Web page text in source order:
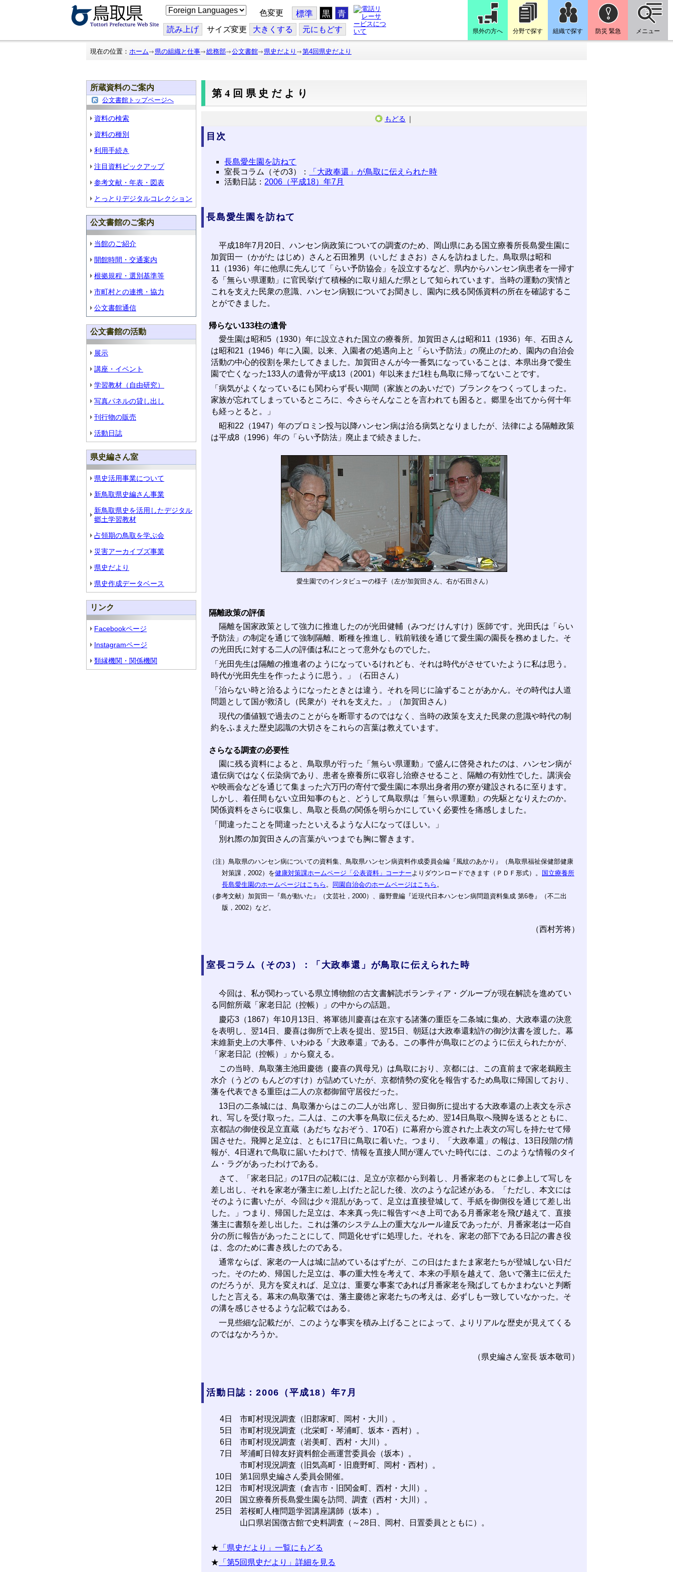
こ
の
ジ
を
翻
色変更 標準 黒 青
読み上げ サイズ変更 大きくする 元にもどす 県外の方へ 分野で探す 組織で探す 防災 緊急 メニュー
現在の位置： ホーム 県の組織と仕事 総務部 公文書館 県史だより 第4回県史だより
所蔵資料のご案内
公文書館トップページへ
資料の検索
資料の種別
利用手続き
注目資料ピックアップ
参考文献・年表・図表
とっとりデジタルコレクション
公文書館のご案内
当館のご紹介
開館時間・交通案内
根拠規程・選別基準等
市町村との連携・協力
公文書館通信
公文書館の活動
展示
講座・イベント
学習教材（自由研究）
写真パネルの貸し出し
刊行物の販売
活動日誌
県史編さん室
県史活用事業について
新鳥取県史編さん事業
新鳥取県史を活用したデジタル
郷土学習教材
占領期の鳥取を学ぶ会
災害アーカイブズ事業
県史だより
県史作成データベース
リンク
Facebookページ
Instagramページ
類縁機関・関係機関
第4回県史だより
もどる ｜
目次
長島愛生園を訪ねて
室長コラム（その3）：
「大政奉還」が鳥取に伝えられた時
活動日誌： 2006（平成18）年7月
長島愛生園を訪ねて
平成18年7月20日、ハンセン病政策についての調査のため、岡山県にある国立療養所長島愛生園に
加賀田一（かがた はじめ）さんと石田雅男（いしだ まさお）さんを訪ねました。鳥取県は昭和
11（1936）年に他県に先んじて「らい予防協会」を設立するなど、県内からハンセン病患者を一掃す
る「無らい県運動」に官民挙げて積極的に取り組んだ県として知られています。当時の運動の実情と
これを支えた民衆の意識、ハンセン病観についてお聞きし、園内に残る関係資料の所在を確認するこ
とができました。
帰らない133柱の遺骨
愛生園は昭和5（1930）年に設立された国立の療養所。加賀田さんは昭和11（1936）年、石田さん
は昭和21（1946）年に入園。以来、入園者の処遇向上と「らい予防法」の廃止のため、園内の自治会
活動の中心的役割を果たしてきました。加賀田さんが今一番気になっていることは、本県出身で愛生
園で亡くなった133人の遺骨が平成13（2001）年以来まだ1柱も鳥取に帰ってないことです。
「病気がよくなっているにも関わらず長い期間（家族とのあいだで）ブランクをつくってしまった。
家族が忘れてしまっているところに、今さらそんなことを言われても困ると。郷里を出てから何十年
も経っとると。」
昭和22（1947）年のプロミン投与以降ハンセン病は治る病気となりましたが、法律による隔離政策
は平成8（1996）年の「らい予防法」廃止まで続きました。
愛生園でのインタビューの様子（左が加賀田さん、右が石田さん）
隔離政策の評価
隔離を国家政策として強力に推進したのが光田健輔（みつだ けんすけ）医師です。光田氏は「らい
予防法」の制定を通じて強制隔離、断種を推進し、戦前戦後を通じて愛生園の園長を務めました。そ
の光田氏に対する二人の評価は私にとって意外なものでした。
「光田先生は隔離の推進者のようになっているけれども、それは時代がさせていたように私は思う。
時代が光田先生を作ったように思う。」（石田さん）
「治らない時と治るようになったときとは違う。それを同じに論ずることがあかん。その時代は人道
問題として国が救済し（民衆が）それを支えた。」（加賀田さん）
現代の価値観で過去のことがらを断罪するのではなく、当時の政策を支えた民衆の意識や時代の制
約をふまえた歴史認識の大切さをこれらの言葉は教えています。
さらなる調査の必要性
園に残る資料によると、鳥取県が行った「無らい県運動」で盛んに啓発されたのは、ハンセン病が
遺伝病ではなく伝染病であり、患者を療養所に収容し治療させること、隔離の有効性でした。講演会
や映画会などを通じて集まった六万円の寄付で愛生園に本県出身者用の寮が建設されるに至ります。
しかし、着任間もない立田知事のもと、どうして鳥取県は「無らい県運動」の先駆となりえたのか。
関係資料をさらに収集し、鳥取と長島の関係を明らかにしていく必要性を痛感しました。
「間違ったことを間違ったといえるような人になってほしい。」
別れ際の加賀田さんの言葉がいつまでも胸に響きます。
（注）鳥取県のハンセン病についての資料集、鳥取県ハンセン病資料作成委員会編『風紋のあかり』（鳥取県福祉保健部健康
対策課，2002）を健康対策課ホームページ「公表資料」コーナーよりダウンロードできます（ＰＤＦ形式）。
国立療養所
長島愛生園のホームページはこちら 。 同園自治会のホームページはこちら 。
（参考文献）加賀田一『島が動いた』（文芸社，2000）、藤野豊編『近現代日本ハンセン病問題資料集成 第6巻』（不二出
版，2002）など。
（西村芳将）
室長コラム（その3）：「大政奉還」が鳥取に伝えられた時
今回は、私が関わっている県立博物館の古文書解読ボランティア・グループが現在解読を進めてい
る同館所蔵「家老日記（控帳）」の中からの話題。
慶応3（1867）年10月13日、将軍徳川慶喜は在京する諸藩の重臣を二条城に集め、大政奉還の決意
を表明し、翌14日、慶喜は御所で上表を提出、翌15日、朝廷は大政奉還勅許の御沙汰書を渡した。幕
末維新史上の大事件、いわゆる「大政奉還」である。この事件が鳥取にどのように伝えられたかが、
「家老日記（控帳）」から窺える。
この当時、鳥取藩主池田慶徳（慶喜の異母兄）は鳥取におり、京都には、この直前まで家老鵜殿主
水介（うどの もんどのすけ）が詰めていたが、京都情勢の変化を報告するため鳥取に帰国しており、
藩を代表できる重臣は二人の京都御留守居役だった。
13日の二条城には、鳥取藩からはこの二人が出席し、翌日御所に提出する大政奉還の上表文を示さ
れ、写しを受け取った。二人は、この大事を鳥取に伝えるため、翌14日鳥取へ飛脚を送るとともに、
京都詰の御使役足立直蔵（あだち なおぞう、170石）に幕府から渡された上表文の写しを持たせて帰
国させた。飛脚と足立は、ともに17日に鳥取に着いた。つまり、「大政奉還」の報は、13日段階の情
報が、4日遅れで鳥取に届いたわけで、情報を直接人間が運んでいた時代には、このような情報のタイ
ム・ラグがあったわけである。
さて、「家老日記」の17日の記載には、足立が京都から到着し、月番家老のもとに参上して写しを
差し出し、それを家老が藩主に差し上げたと記した後、次のような記述がある。「ただし、本文には
そのように書いたが、今回は少々混乱があって、足立は直接登城して、手紙を御側役を通じて差し出
した。」つまり、帰国した足立は、本来真っ先に報告すべき上司である月番家老を飛び越えて、直接
藩主に書類を差し出した。これは藩のシステム上の重大なルール違反であったが、月番家老は一応自
分の所に報告があったことにして、問題化せずに処理した。それを、家老の部下である日記の書き役
は、念のために書き残したのである。
通常ならば、家老の一人は城に詰めているはずたが、この日はたまたま家老たちが登城しない日だ
った。そのため、帰国した足立は、事の重大性を考えて、本来の手順を越えて、急いで藩主に伝えた
のだろうが、見方を変えれば、足立は、重要な事案であれば月番家老を飛ばしてもかまわないと判断
したと言える。幕末の鳥取藩では、藩主慶徳と家老たちの考えは、必ずしも一致していなかった。そ
の溝を感じさせるような記載ではある。
一見些細な記載だが、このような事実を積み上げることによって、よりリアルな歴史が見えてくる
のではなかろうか。
（県史編さん室長 坂本敬司）
活動日誌：2006（平成18）年7月
4日
市町村現況調査（旧郡家町、岡村・大川）。
5日
市町村現況調査（北栄町・琴浦町、坂本・西村）。
6日
市町村現況調査（岩美町、西村・大川）。
7日
琴浦町日韓友好資料館企画運営委員会（坂本）。
市町村現況調査（旧気高町・旧鹿野町、岡村・西村）。
10日
第1回県史編さん委員会開催。
12日
市町村現況調査（倉吉市・旧関金町、西村・大川）。
20日
国立療養所長島愛生園を訪問、調査（西村・大川）。
25日
若桜町人権問題学習講座講師（坂本）。
山口県岩国徴古館で史料調査（～28日、岡村、日置委員とともに）。
★ 「県史だより」一覧にもどる
★ 「第5回県史だより」詳細を見る